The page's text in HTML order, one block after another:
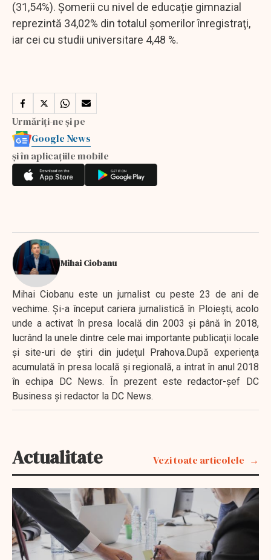
(31,54%). Şomerii cu nivel de educație gimnazial
reprezintă 34,02% din totalul şomerilor înregistraţi,
iar cei cu studii universitare 4,48 %.
Urmăriți-ne și pe
Google News
și în aplicațiile mobile
Mihai Ciobanu
Mihai Ciobanu este un jurnalist cu peste 23 de ani de
vechime. Şi-a început cariera jurnalistică în Ploieşti, acolo
unde a activat în presa locală din 2003 şi până în 2018,
lucrând la unele dintre cele mai importante publicaţii locale
şi site-uri de ştiri din judeţul Prahova.După experienţa
acumulată în presa locală şi regională, a intrat în anul 2018
în echipa DC News. În prezent este redactor-şef DC
Business şi redactor la DC News.
Actualitate Vezi toate articolele